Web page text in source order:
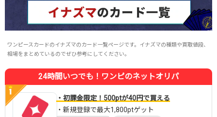
ワンピースカードのイナズマのカード一覧ページです。イナズマの種類や買取値段、
相場をまとめているのでぜひ参考にしてください。
24時間いつでも！ワンピのネットオリパ
・初課金限定！500ptが40円で買える
・新規登録で最大1,800ptゲット